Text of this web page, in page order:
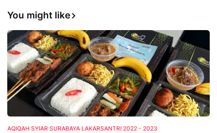
You might like
AQIQAH SYIAR SURABAYA LAKARSANTRI 2022 - 2023